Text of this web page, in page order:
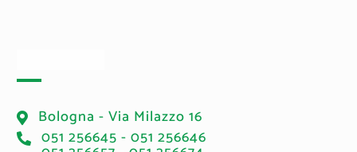
Bologna - Via Milazzo 16
051 256645 - 051 256646